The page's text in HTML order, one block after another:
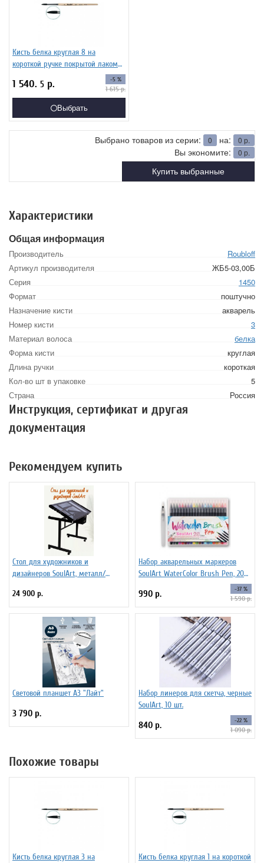
Кисть белка круглая 8 на
короткой ручке покрытой лаком
1 540. 5 р. -5 %
1 615р.
Выбрать
Выбрано товаров из серии: 0 на: 0 р.
Вы экономите: 0 р.
Купить выбранные
Характеристики
Общая информация
Производитель
Roubloff
Артикул производителя
ЖБ5-03,00Б
Серия
1450
Формат
поштучно
Назначение кисти
акварель
Номер кисти
3
Материал волоса
белка
Форма кисти
круглая
Длина ручки
короткая
Кол-во шт в упаковке
5
Страна
Россия
Инструкция, сертификат и другая
документация
Рекомендуем купить
Стол для художников и
дизайнеров SoulArt, металл/
24 900 р.
Набор акварельных маркеров
SoulArt WaterColor Brush Pen, 20
990 р. -37 %
1 590 р.
Световой планшет А3 "Лайт"
3 790 р.
Набор линеров для скетча, черные
SoulArt, 10 шт.
840 р. -22 %
1 090 р.
Похожие товары
Кисть белка круглая 3 на
Кисть белка круглая 1 на короткой